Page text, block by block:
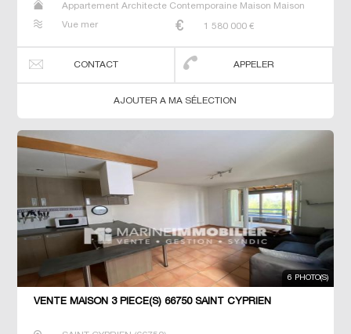
Appartement Architecte Contemporaine Maison Maison
Vue mer
1 580 000 €
CONTACT APPELER
AJOUTER A MA SÉLECTION
6 PHOTO(S)
VENTE MAISON 3 PIÈCE(S) 66750 SAINT CYPRIEN